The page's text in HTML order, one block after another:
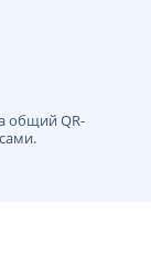
общий QR-